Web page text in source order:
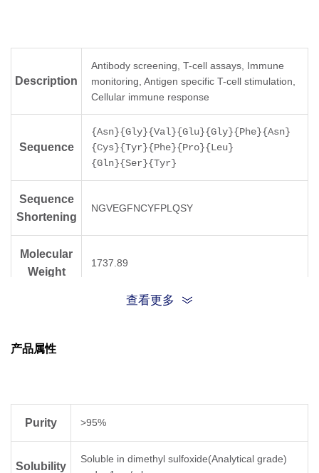
Description
Antibody screening, T-cell assays, Immune
monitoring, Antigen specific T-cell stimulation,
Cellular immune response
Sequence
{Asn}{Gly}{Val}{Glu}{Gly}{Phe}{Asn}
{Cys}{Tyr}{Phe}{Pro}{Leu}
{Gln}{Ser}{Tyr}
Sequence
Shortening
NGVEGFNCYFPLQSY
Molecular
Weight
1737.89
查看更多
产品属性
Purity >95%
Solubility
Soluble in dimethyl sulfoxide(Analytical grade)